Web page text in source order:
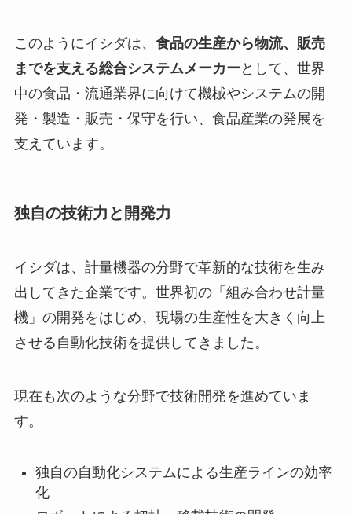
このようにイシダは、 食品の生産から物流、販売
までを支える総合システムメーカー として、世界
中の食品・流通業界に向けて機械やシステムの開
発・製造・販売・保守を行い、食品産業の発展を
支えています。
独自の技術力と開発力
イシダは、計量機器の分野で革新的な技術を生み
出してきた企業です。世界初の「組み合わせ計量
機」の開発をはじめ、現場の生産性を大きく向上
させる自動化技術を提供してきました。
現在も次のような分野で技術開発を進めていま
す。
独自の自動化システムによる生産ラインの効率
化